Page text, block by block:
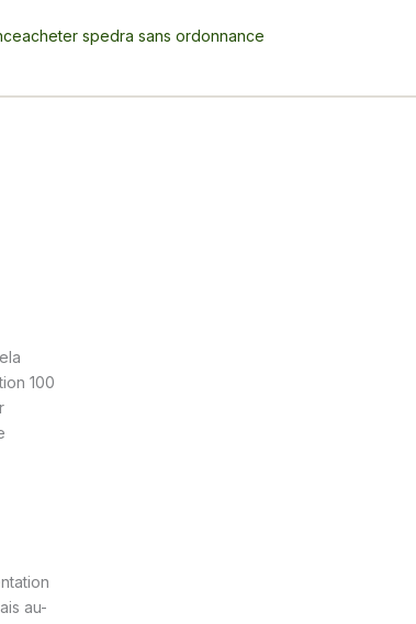
acheter spedra sans ordonnance
100
au-